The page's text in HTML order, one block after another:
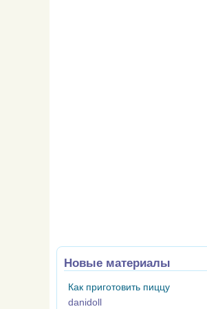
Новые материалы
Как приготовить пиццу
danidoll